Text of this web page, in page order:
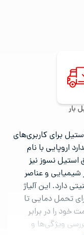
بار
استیل برای کاربری‌های
314 در استاندارد اروپایی با نام
استیل نسوز نیز
ساختار شیمیایی و عناصر
دارد. این آلیاژ
تحمل دمایی تا
خود را در برابر
ویژگی‌ها و